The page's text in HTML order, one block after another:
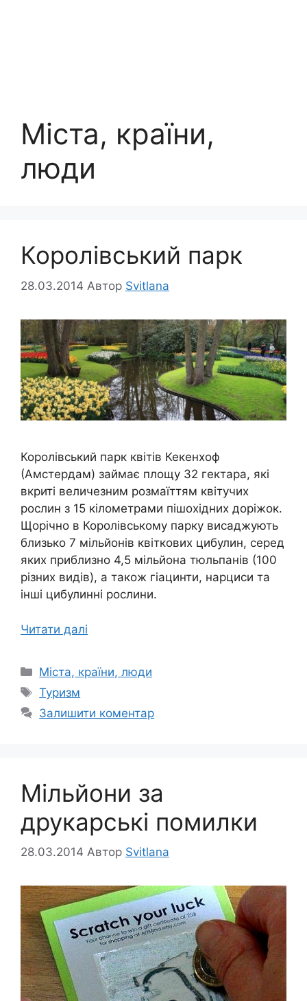
Міста, країни,
люди
Королівський парк
28.03.2014 Автор Svitlana
Королівський парк квітів Кекенхоф
(Амстердам) займає площу 32 гектара, які
вкриті величезним розмаїттям квітучих
рослин з 15 кілометрами пішохідних доріжок.
Щорічно в Королівському парку висаджують
близько 7 мільйонів квіткових цибулин, серед
яких приблизно 4,5 мільйона тюльпанів (100
різних видів), а також гіацинти, нарциси та
інші цибулинні рослини.
Читати далі
Категорії
Міста, країни, люди
Позначки
Туризм
Залишити коментар
Мільйони за
друкарські помилки
28.03.2014 Автор Svitlana